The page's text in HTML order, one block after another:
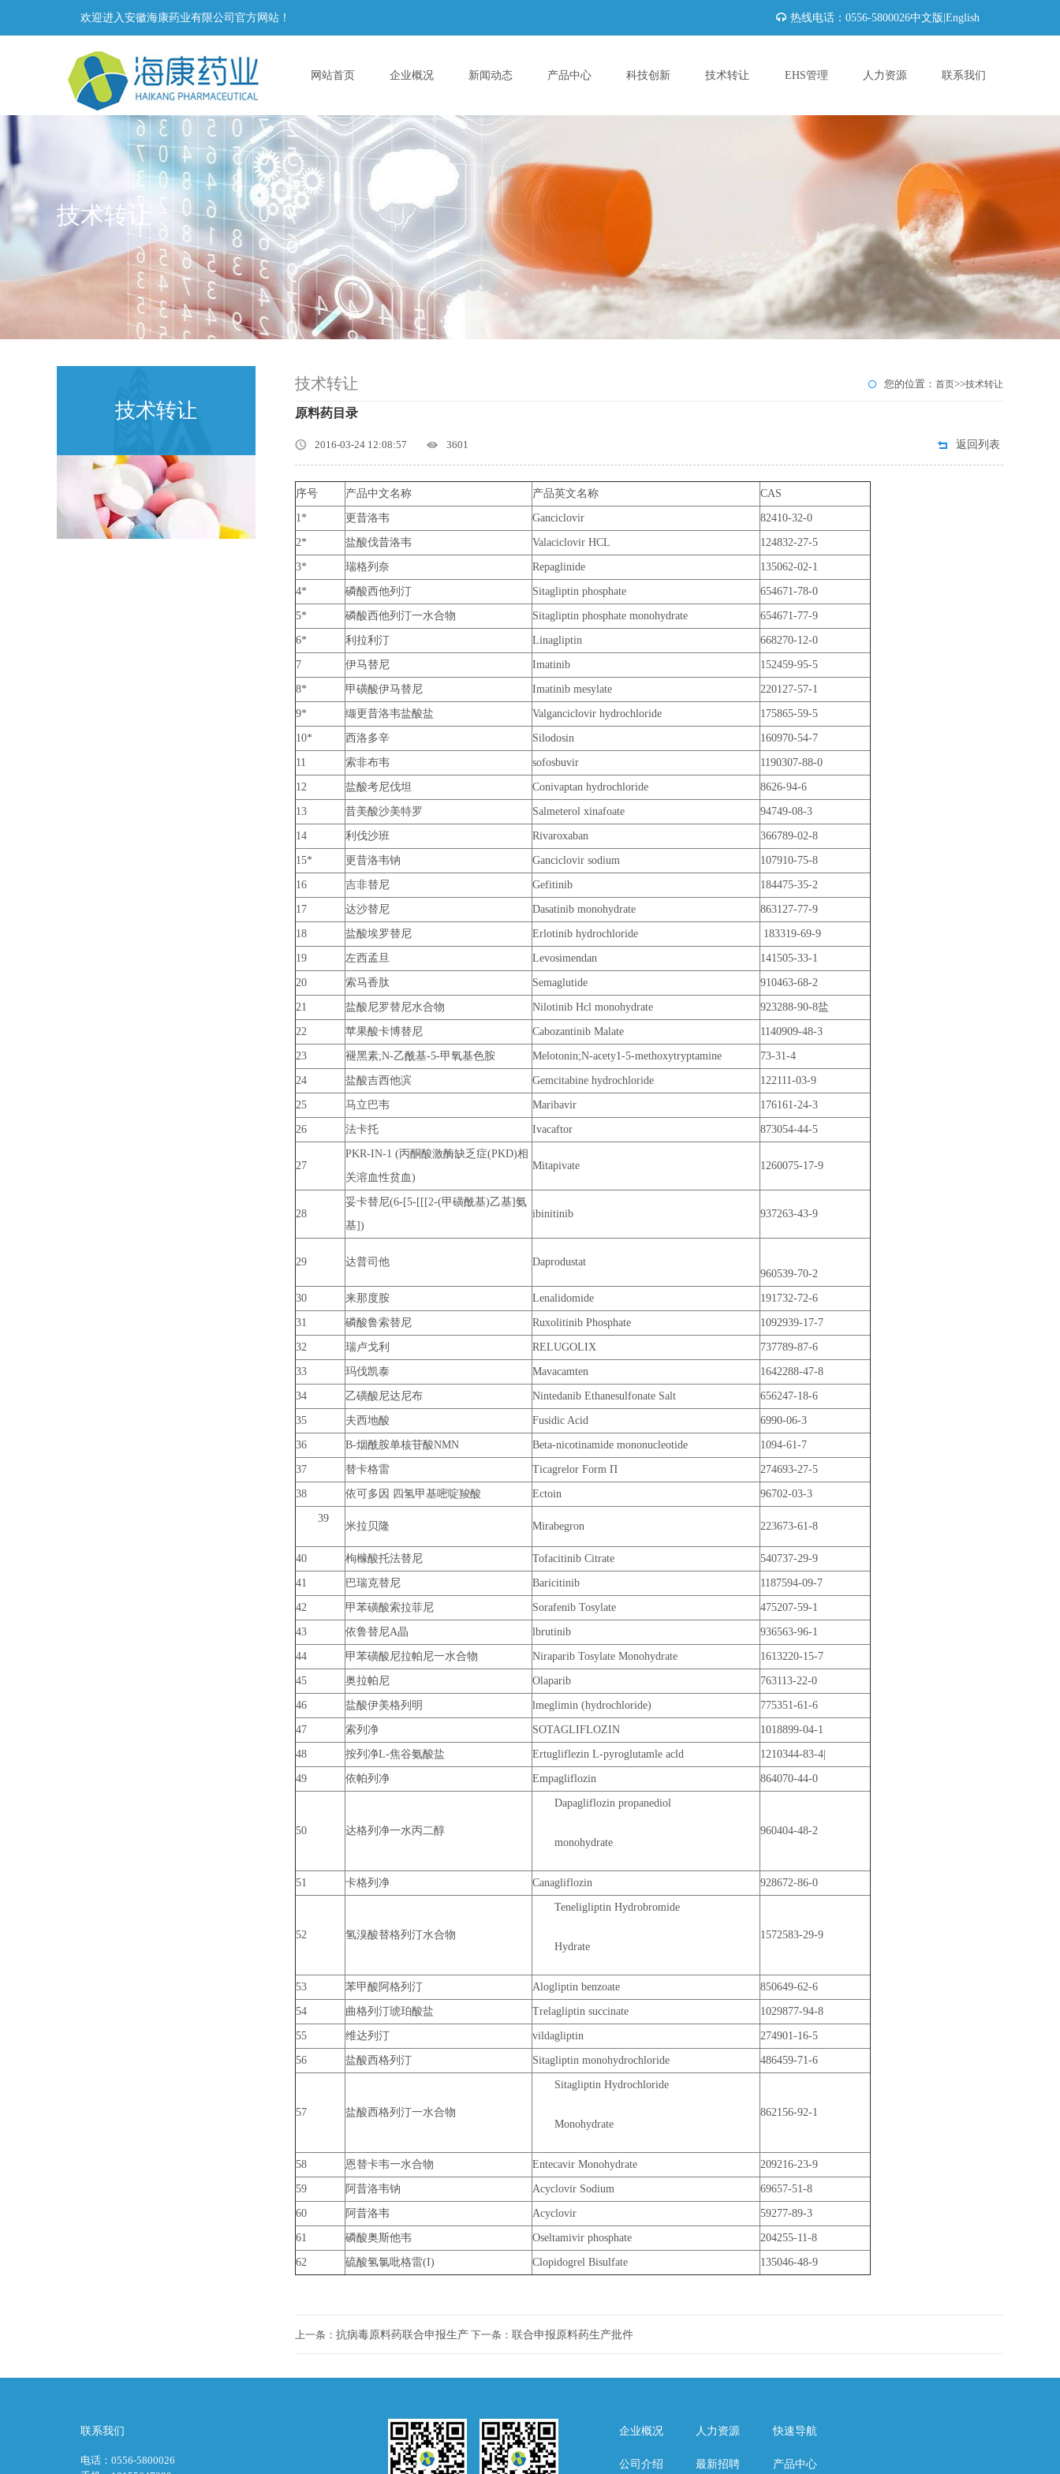
欢迎进入安徽海康药业有限公司官方网站！ 热线电话：0556-5800026中文版 English
网站首页 企业概况 新闻动态 产品中心 科技创新 技术转让 EHS管理 人力资源 联系我们
技术转让
技术转让
技术转让 您的位置： 首页>>技术转让
原料药目录
2016-03-24 12:08:57 3601 返回列表
序号 产品中文名称 产品英文名称 CAS
1* 更昔洛韦 Ganciclovir 82410-32-0
2* 盐酸伐昔洛韦 Valaciclovir HCL 124832-27-5
3* 瑞格列奈 Repaglinide 135062-02-1
4* 磷酸西他列汀 Sitagliptin phosphate 654671-78-0
5* 磷酸西他列汀一水合物 Sitagliptin phosphate monohydrate 654671-77-9
6* 利拉利汀 Linagliptin 668270-12-0
7 伊马替尼 Imatinib 152459-95-5
8* 甲磺酸伊马替尼 Imatinib mesylate 220127-57-1
9* 缬更昔洛韦盐酸盐 Valganciclovir hydrochloride 175865-59-5
10* 西洛多辛 Silodosin 160970-54-7
11 索非布韦 sofosbuvir 1190307-88-0
12 盐酸考尼伐坦 Conivaptan hydrochloride 8626-94-6
13 昔美酸沙美特罗 Salmeterol xinafoate 94749-08-3
14 利伐沙班 Rivaroxaban 366789-02-8
15* 更昔洛韦钠 Ganciclovir sodium 107910-75-8
16 吉非替尼 Gefitinib 184475-35-2
17 达沙替尼 Dasatinib monohydrate 863127-77-9
18 盐酸埃罗替尼 Erlotinib hydrochloride 183319-69-9
19 左西孟旦 Levosimendan 141505-33-1
20 索马香肽 Semaglutide 910463-68-2
21 盐酸尼罗替尼水合物 Nilotinib Hcl monohydrate 923288-90-8盐
22 苹果酸卡博替尼 Cabozantinib Malate 1140909-48-3
23 褪黑素;N-乙酰基-5-甲氧基色胺 Melotonin;N-acety1-5-methoxytryptamine 73-31-4
24 盐酸吉西他滨 Gemcitabine hydrochloride 122111-03-9
25 马立巴韦 Maribavir 176161-24-3
26 法卡托 Ivacaftor 873054-44-5
27
PKR-IN-1 (丙酮酸激酶缺乏症(PKD)相
关溶血性贫血)
Mitapivate 1260075-17-9
28
妥卡替尼(6-[5-[[[2-(甲磺酰基)乙基]氨
基])
ibinitinib 937263-43-9
29 达普司他
Daprodustat
960539-70-2
30 来那度胺 Lenalidomide 191732-72-6
31 磷酸鲁索替尼 Ruxolitinib Phosphate 1092939-17-7
32 瑞卢戈利 RELUGOLIX 737789-87-6
33 玛伐凯泰 Mavacamten 1642288-47-8
34 乙磺酸尼达尼布 Nintedanib Ethanesulfonate Salt 656247-18-6
35 夫西地酸 Fusidic Acid 6990-06-3
36 B-烟酰胺单核苷酸NMN Beta-nicotinamide mononucleotide 1094-61-7
37 替卡格雷 Ticagrelor Form П 274693-27-5
38 依可多因 四氢甲基嘧啶羧酸 Ectoin 96702-03-3
39
米拉贝隆 Mirabegron 223673-61-8
40 枸橼酸托法替尼 Tofacitinib Citrate 540737-29-9
41 巴瑞克替尼 Baricitinib 1187594-09-7
42 甲苯磺酸索拉菲尼 Sorafenib Tosylate 475207-59-1
43 依鲁替尼A晶 lbrutinib 936563-96-1
44 甲苯磺酸尼拉帕尼一水合物 Niraparib Tosylate Monohydrate 1613220-15-7
45 奥拉帕尼 Olaparib 763113-22-0
46 盐酸伊美格列明 lmeglimin (hydrochloride) 775351-61-6
47 索列净 SOTAGLIFLOZIN 1018899-04-1
48 按列净L-焦谷氨酸盐 Ertugliflezin L-pyroglutamle acld 1210344-83-4|
49 依帕列净 Empagliflozin 864070-44-0
50 达格列净一水丙二醇
Dapagliflozin propanediol
monohydrate
960404-48-2
51 卡格列净 Canagliflozin 928672-86-0
52 氢溴酸替格列汀水合物
Teneligliptin Hydrobromide
Hydrate
1572583-29-9
53 苯甲酸阿格列汀 Alogliptin benzoate 850649-62-6
54 曲格列汀琥珀酸盐 Trelagliptin succinate 1029877-94-8
55 维达列汀 vildagliptin 274901-16-5
56 盐酸西格列汀 Sitagliptin monohydrochloride 486459-71-6
57 盐酸西格列汀一水合物
Sitagliptin Hydrochloride
Monohydrate
862156-92-1
58 恩替卡韦一水合物 Entecavir Monohydrate 209216-23-9
59 阿昔洛韦钠 Acyclovir Sodium 69657-51-8
60 阿昔洛韦 Acyclovir 59277-89-3
61 磷酸奥斯他韦 Oseltamivir phosphate 204255-11-8
62 硫酸氢氯吡格雷(I) Clopidogrel Bisulfate 135046-48-9
上一条： 抗病毒原料药联合申报生产 下一条： 联合申报原料药生产批件
联系我们
电话：0556-5800026
企业概况
公司介绍
人力资源
最新招聘
快速导航
产品中心